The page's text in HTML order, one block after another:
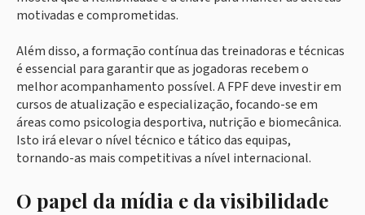
motivadas e comprometidas.
Além disso, a formação contínua das treinadoras e técnicas
é essencial para garantir que as jogadoras recebem o
melhor acompanhamento possível. A FPF deve investir em
cursos de atualização e especialização, focando-se em
áreas como psicologia desportiva, nutrição e biomecânica.
Isto irá elevar o nível técnico e tático das equipas,
tornando-as mais competitivas a nível internacional.
O papel da mídia e da visibilidade